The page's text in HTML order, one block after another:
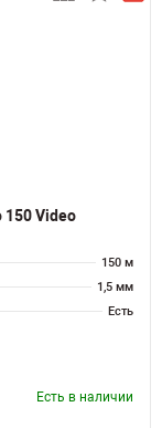
150 Video
150 м
1,5 мм
Есть
Есть в наличии